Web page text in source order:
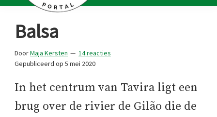
Portal
Portugalliefhebbers
en
-
fanaten
Balsa
DoorMaja Kersten
14 reacties
Gepubliceerd op 5 mei 2020
In het centrum van Tavira ligt een
brug over de rivier de Gilão die de